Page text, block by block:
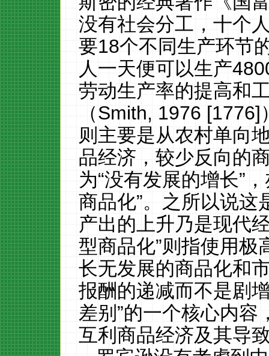
没有社会分工，十个
要18个不同生产环节
人一天便可以生产
劳动生产率的提高和
（Smith,1976[1776]
则主要是从农村单向
品经济，较少反向的
为“没有发展的增长”
商品化”。之所以说这
产出的上升乃是现代
型商品化”则指使用极
长无发展的商品化和
报酬的递减而不是剧
差别”的一个核心内容
互利商品经济及其导